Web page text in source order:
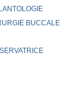
BUCCALE